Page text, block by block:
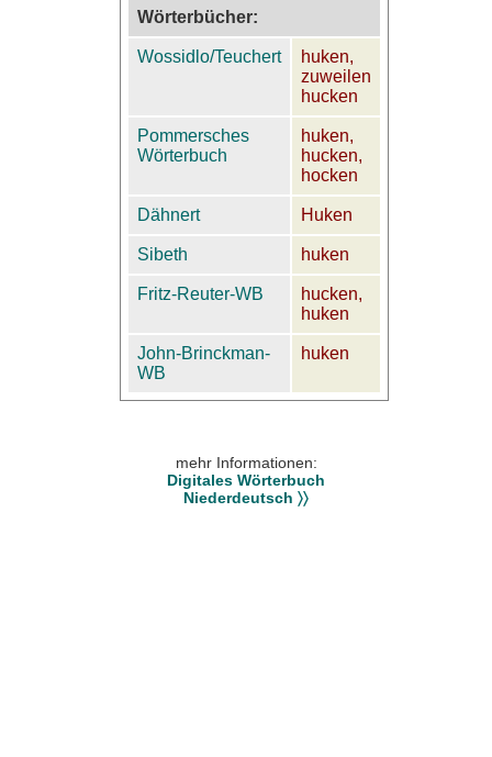
Wörterbücher:
Wossidlo/Teuchert
huken,
zuweilen
hucken
Pommersches
Wörterbuch
huken,
hucken,
hocken
Dähnert Huken
Sibeth huken
Fritz-Reuter-WB
hucken,
huken
John-Brinckman-
WB
huken
mehr Informationen:
Digitales Wörterbuch
Niederdeutsch 〉〉